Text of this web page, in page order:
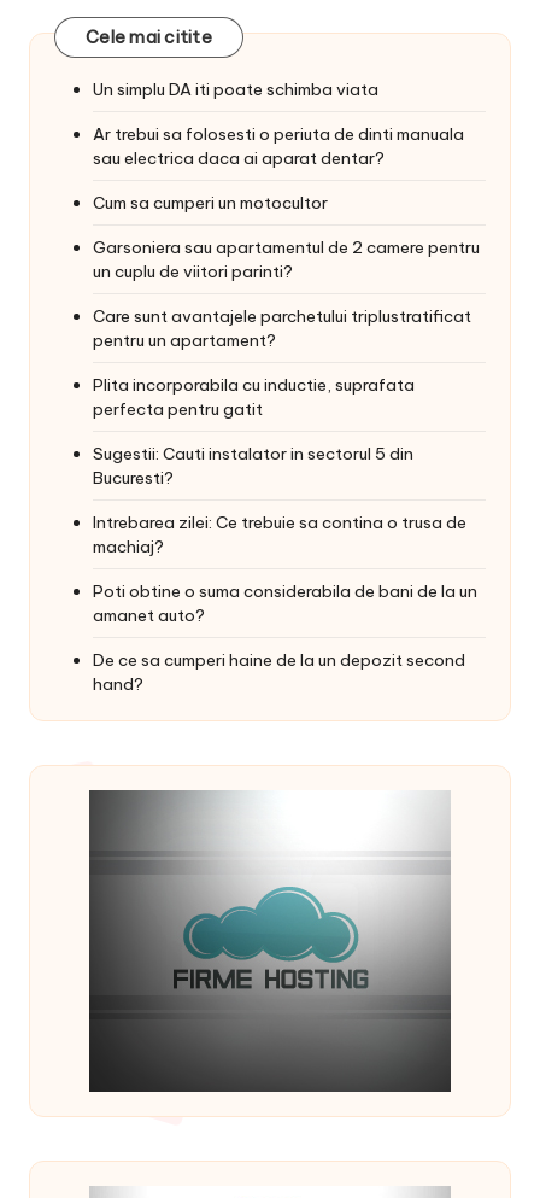
Cele mai citite
Un simplu DA iti poate schimba viata
Ar trebui sa folosesti o periuta de dinti manuala
sau electrica daca ai aparat dentar?
Cum sa cumperi un motocultor
Garsoniera sau apartamentul de 2 camere pentru
un cuplu de viitori parinti?
Care sunt avantajele parchetului triplustratificat
pentru un apartament?
Plita incorporabila cu inductie, suprafata
perfecta pentru gatit
Sugestii: Cauti instalator in sectorul 5 din
Bucuresti?
Intrebarea zilei: Ce trebuie sa contina o trusa de
machiaj?
Poti obtine o suma considerabila de bani de la un
amanet auto?
De ce sa cumperi haine de la un depozit second
hand?